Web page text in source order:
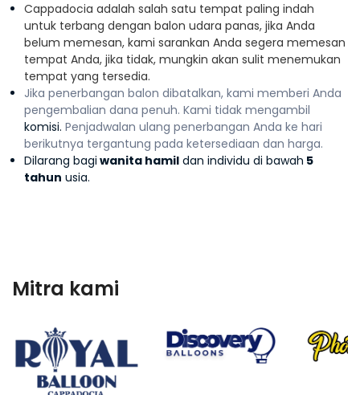
Cappadocia adalah salah satu tempat paling indah
untuk terbang dengan balon udara panas, jika Anda
belum memesan, kami sarankan Anda segera memesan
tempat Anda, jika tidak, mungkin akan sulit menemukan
tempat yang tersedia.
Jika penerbangan balon dibatalkan, kami memberi Anda
pengembalian dana penuh. Kami tidak mengambil
komisi. Penjadwalan ulang penerbangan Anda ke hari
berikutnya tergantung pada ketersediaan dan harga.
Dilarang bagi wanita hamil dan individu di bawah 5
tahun usia.
Mitra kami